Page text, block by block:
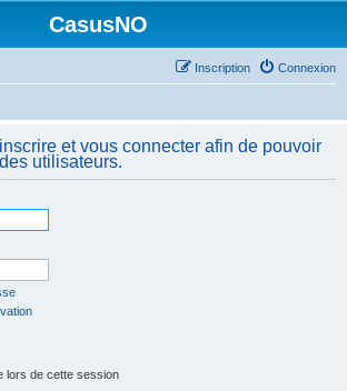
CasusNO
Connexion
Inscription
et vous connecter afin de pouvoir
utilisateurs.
lors de cette session